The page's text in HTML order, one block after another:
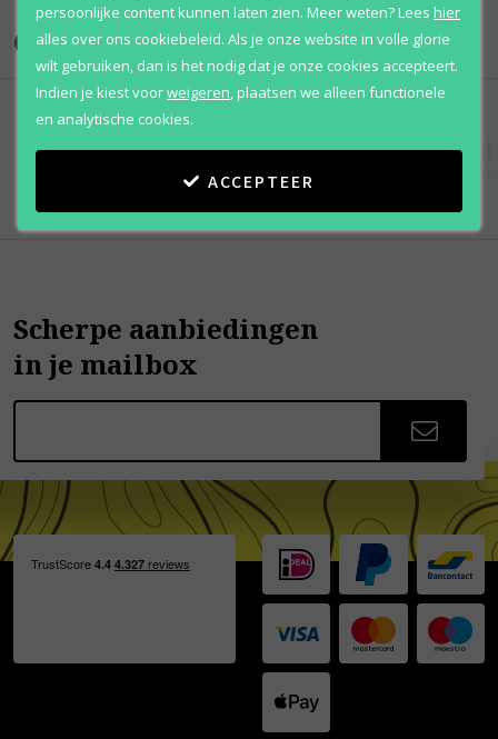
Onze merken
Scherpe aanbiedingen
in je mailbox
persoonlijke content kunnen laten zien. Meer weten?Lees hier
alles over ons cookiebeleid. Als je onze website in volle glorie
wilt gebruiken, dan is het nodig dat je onze cookies accepteert.
Indien je kiest voorweigeren plaatsen we alleen functionele
en analytische cookies.
ACCEPTEER